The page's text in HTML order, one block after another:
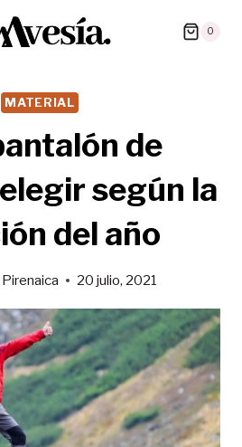
0
MATERIAL
de
según la
del año
20 julio, 2021